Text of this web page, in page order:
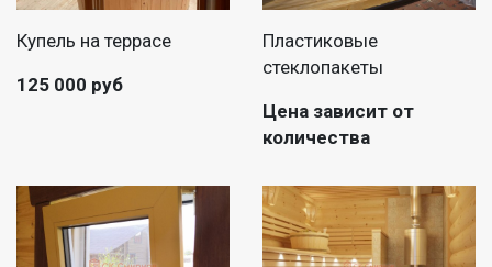
Купель на террасе
125 000 руб
Пластиковые
стеклопакеты
Цена зависит от
количества